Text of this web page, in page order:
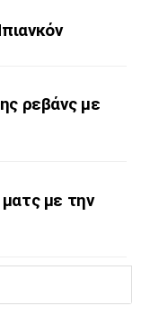
ρεβάνς με
με την
Ορτέγκα